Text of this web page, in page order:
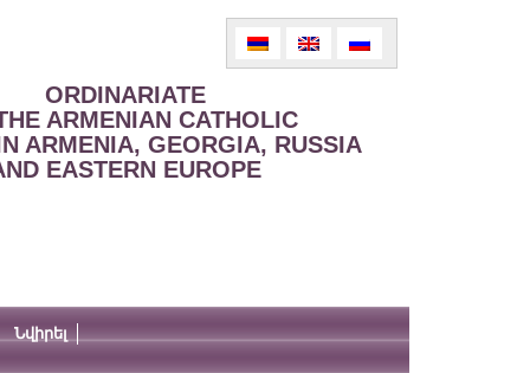
ORDINARIATE
ARMENIAN CATHOLIC
ARMENIA, GEORGIA, RUSSIA
EASTERN EUROPE
Նվիրել